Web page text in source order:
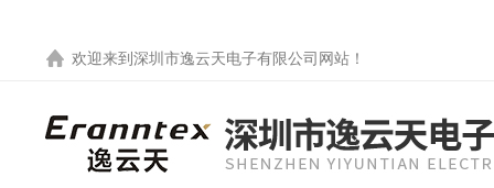
欢迎来到 深圳市逸云天电子有限公司网站 ！